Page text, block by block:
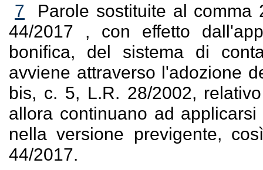
7
Parole sostituite al
44/2017 , con effetto
bonifica, del sistema di
avviene attraverso l'adozione
bis, c. 5, L.R. 28/2002,
allora continuano ad
nella versione previgente,
44/2017.